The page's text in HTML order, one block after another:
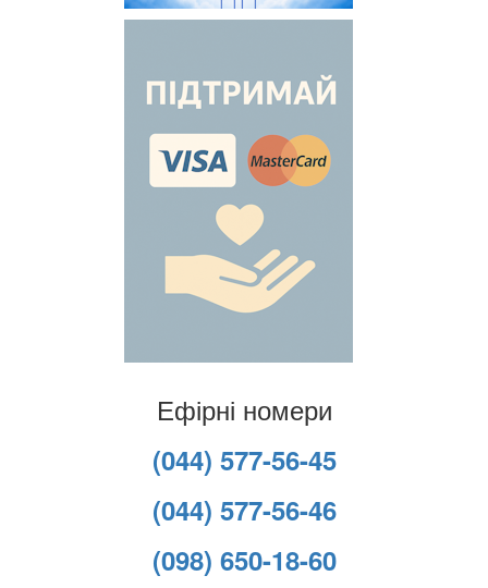
Ефірні номери
(044) 577-56-45
(044) 577-56-46
(098) 650-18-60